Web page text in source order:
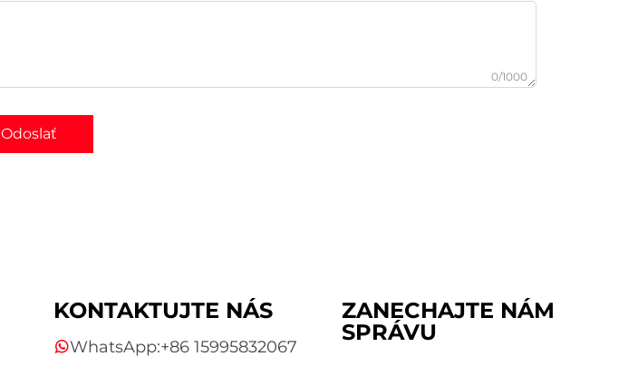
0/1000
Odoslať
KONTAKTUJTE NÁS
WhatsApp:+86 15995832067
ZANECHAJTE NÁM
SPRÁVU